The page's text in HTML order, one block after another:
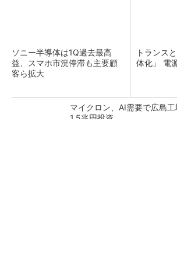
ソニー半導体は1Q過去最高
益、スマホ市況停滞も主要顧
客ら拡大
トランス
体化」 電
マイクロン、AI需要で広島
1.5兆円投資